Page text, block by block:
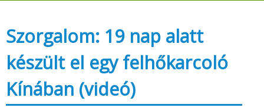
Megújuló és hagyományos energiák.
Szorgalom: 19 nap alatt
készült el egy felhőkarcoló
Kínában (videó)